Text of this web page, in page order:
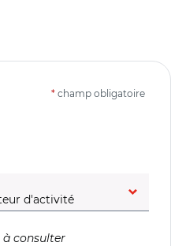
* champ obligatoire
obligatoire)
à consulter